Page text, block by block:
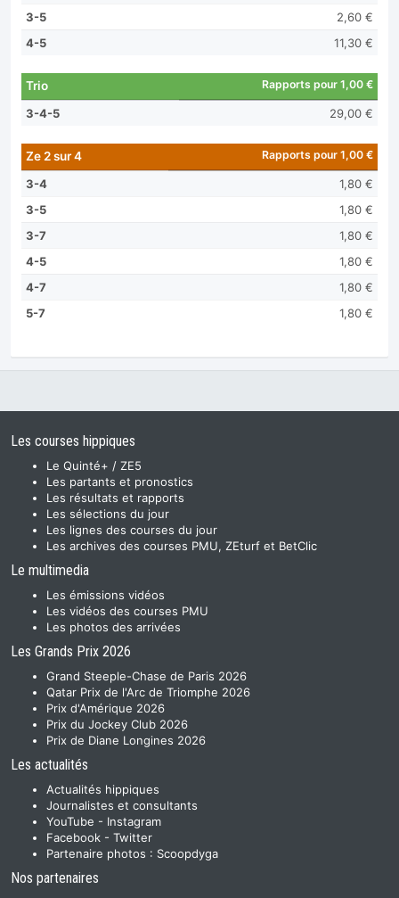
3-5
2,60 €
4-5
11,30 €
Trio Rapports pour 1,00 €
3-4-5 29,00 €
Ze 2 sur 4 Rapports pour 1,00 €
3-4
1,80 €
3-5
1,80 €
3-7
1,80 €
4-5
1,80 €
4-7
1,80 €
5-7
1,80 €
Les courses hippiques
Le Quinté+ / ZE5
Les partants et pronostics
Les résultats et rapports
Les sélections du jour
Les lignes des courses du jour
Les archives des courses PMU, ZEturf et BetClic
Le multimedia
Les émissions vidéos
Les vidéos des courses PMU
Les photos des arrivées
Les Grands Prix 2026
Grand Steeple-Chase de Paris 2026
Qatar Prix de l'Arc de Triomphe 2026
Prix d'Amérique 2026
Prix du Jockey Club 2026
Prix de Diane Longines 2026
Les actualités
Actualités hippiques
Journalistes et consultants
YouTube - Instagram
Facebook - Twitter
Partenaire photos : Scoopdyga
Nos partenaires